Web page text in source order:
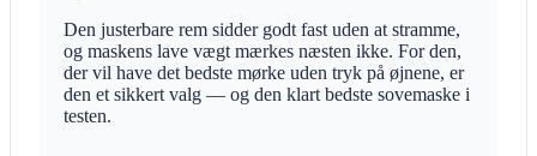
Den justerbare rem sidder godt fast uden at stramme,
og maskens lave vægt mærkes næsten ikke. For den,
der vil have det bedste mørke uden tryk på øjnene, er
den et sikkert valg — og den klart bedste sovemaske i
testen.